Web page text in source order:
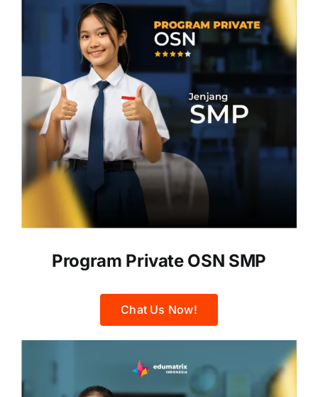
Program Private OSN SMP
Chat Us Now!